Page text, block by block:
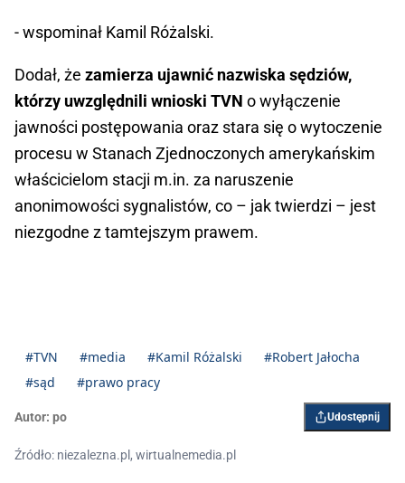
- wspominał Kamil Różalski.
Dodał, że zamierza ujawnić nazwiska sędziów,
którzy uwzględnili wnioski TVN o wyłączenie
jawności postępowania oraz stara się o wytoczenie
procesu w Stanach Zjednoczonych amerykańskim
właścicielom stacji m.in. za naruszenie
anonimowości sygnalistów, co – jak twierdzi – jest
niezgodne z tamtejszym prawem.
#TVN #media #Kamil Różalski
#Robert Jałocha
#sąd
#prawo pracy
Autor: po Udostępnij
Źródło: niezalezna.pl, wirtualnemedia.pl